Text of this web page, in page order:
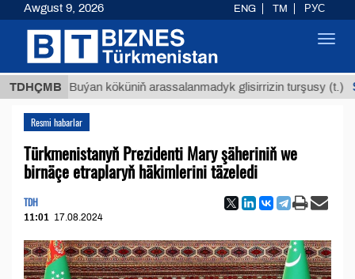
TDHÇMB
Buýan köküniň arassalanmadyk glisirrizin turşusy (t.)
Resmi habarlar
Türkmenistanyň Prezidenti Mary şäheriniň we
birnäçe etraplaryň häkimlerini täzeledi
TDH
11:01 17.08.2024
Awgust 9, 2026 ENG TM РУС